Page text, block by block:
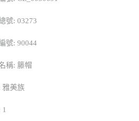
號: 03273
號: 90044
稱: 籐帽
雅美族